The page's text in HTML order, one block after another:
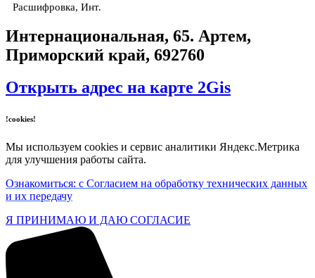
Расшифровка, Инт.
​Интернациональная, 65​. Артем,
Приморский край, 692760
Открыть адрес на карте 2Gis
!cookies!
Мы используем cookies и сервис аналитики Яндекс.Метрика
для улучшения работы сайта.
Ознакомиться: с Согласием на обработку технических данных
и их передачу
Я ПРИНИМАЮ И ДАЮ СОГЛАСИЕ